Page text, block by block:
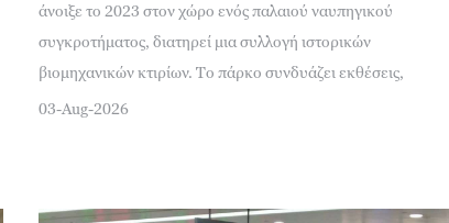
άνοιξε το 2023 στον χώρο ενός παλαιού ναυπηγικού
συγκροτήματος, διατηρεί μια συλλογή ιστορικών
βιομηχανικών κτιρίων. Το πάρκο συνδυάζει εκθέσεις,
03-Aug-2026